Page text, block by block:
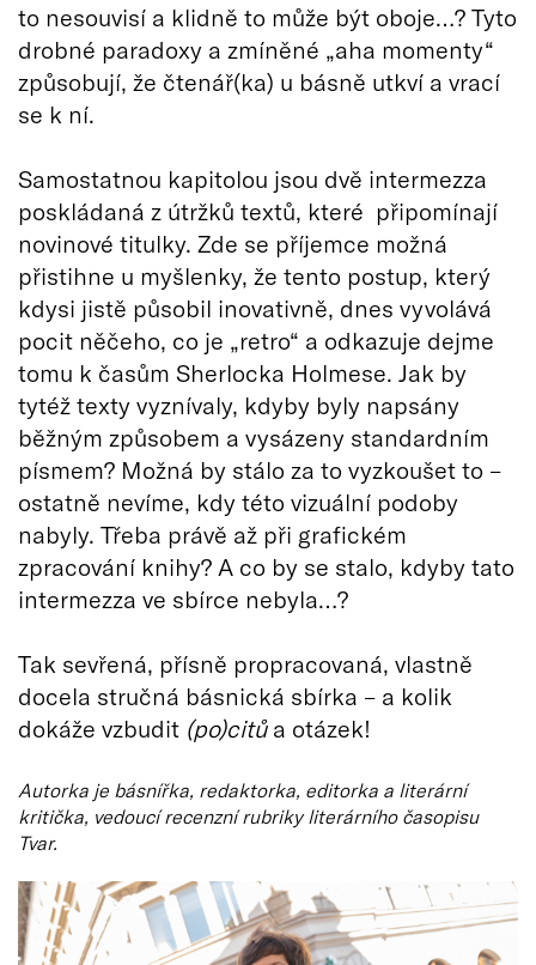
to nesouvisí a klidně to může být oboje…? Tyto
drobné paradoxy a zmíněné „aha momenty“
způsobují, že čtenář(ka) u básně utkví a vrací
se k ní.
Samostatnou kapitolou jsou dvě intermezza
poskládaná z útržků textů, které připomínají
novinové titulky. Zde se příjemce možná
přistihne u myšlenky, že tento postup, který
kdysi jistě působil inovativně, dnes vyvolává
pocit něčeho, co je „retro“ a odkazuje dejme
tomu k časům Sherlocka Holmese. Jak by
tytéž texty vyznívaly, kdyby byly napsány
běžným způsobem a vysázeny standardním
písmem? Možná by stálo za to vyzkoušet to –
ostatně nevíme, kdy této vizuální podoby
nabyly. Třeba právě až při grafickém
zpracování knihy? A co by se stalo, kdyby tato
intermezza ve sbírce nebyla…?
Tak sevřená, přísně propracovaná, vlastně
docela stručná básnická sbírka – a kolik
dokáže vzbudit (po)citů a otázek!
Autorka je básnířka, redaktorka, editorka a literární
kritička, vedoucí recenzní rubriky literárního časopisu
Tvar.